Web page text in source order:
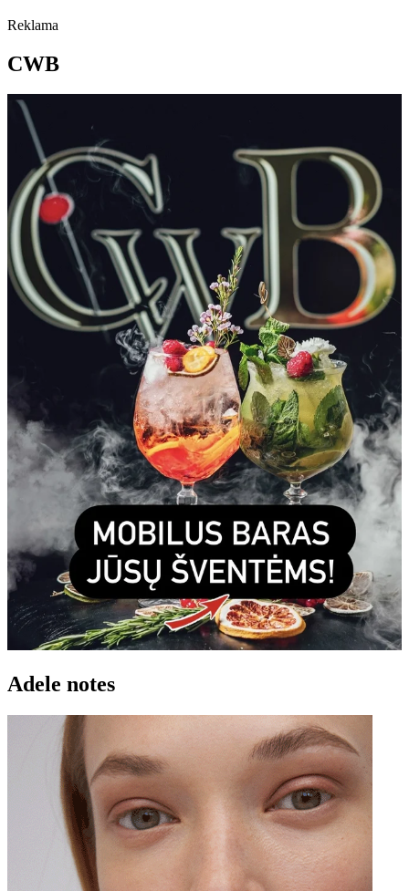
Reklama
CWB
Adele notes